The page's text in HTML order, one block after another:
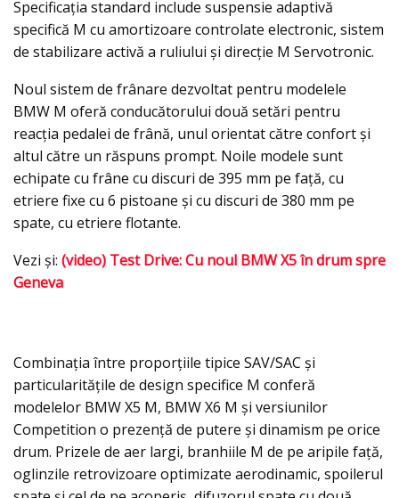
Specificaţia standard include suspensie adaptivă
specifică M cu amortizoare controlate electronic, sistem
de stabilizare activă a ruliului şi direcţie M Servotronic.
Noul sistem de frânare dezvoltat pentru modelele
BMW M oferă conducătorului două setări pentru
reacţia pedalei de frână, unul orientat către confort şi
altul către un răspuns prompt. Noile modele sunt
echipate cu frâne cu discuri de 395 mm pe faţă, cu
etriere fixe cu 6 pistoane şi cu discuri de 380 mm pe
spate, cu etriere flotante.
Vezi şi: (video) Test Drive: Cu noul BMW X5 în drum spre
Geneva
Combinaţia între proporţiile tipice SAV/SAC şi
particularitățile de design specifice M conferă
modelelor BMW X5 M, BMW X6 M şi versiunilor
Competition o prezenţă de putere şi dinamism pe orice
drum. Prizele de aer largi, branhiile M de pe aripile faţă,
oglinzile retrovizoare optimizate aerodinamic, spoilerul